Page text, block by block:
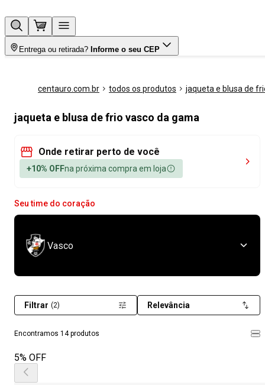
Entrega ou retirada? Informe o seu CEP
centauro.com.br todos os produtos jaqueta e blusa de
jaqueta e blusa de frio vasco da gama
Onde retirar perto de você
+10% OFFna próxima compra em loja
Seu time do coração
Vasco
Encontramos 14 produtos
Filtrar (2) Relevância
5% OFF